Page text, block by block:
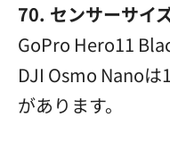
70. センサーサイ
GoPro Hero11
DJI Osmo Nano
があります。